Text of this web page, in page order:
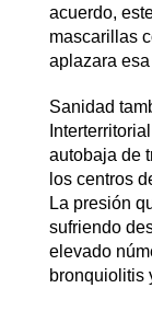
acuerdo,
mascarillas
aplazara
Sanidad
autobaja de
los centros
La presión
sufriendo
elevado
bronquiolitis